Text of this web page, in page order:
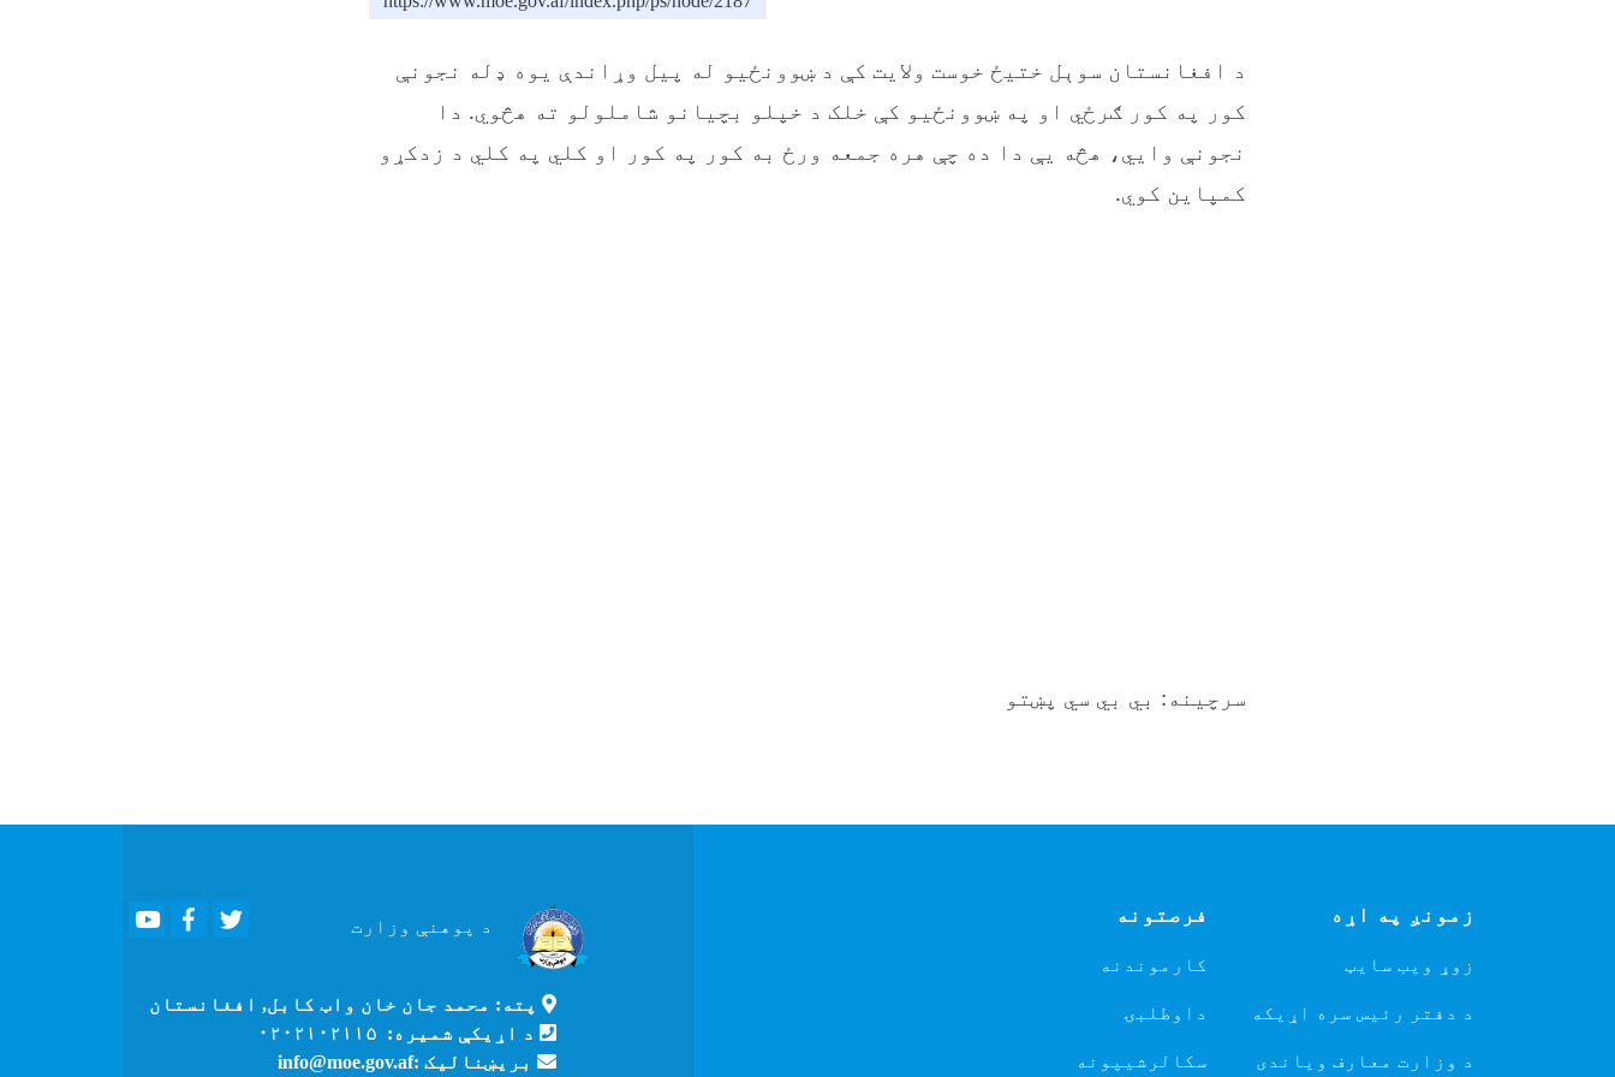
د افغانستان سوېل ختیځ خوست ولایت کې د ښوونځیو له پیل وړاندې یوه ډله نجونې
کور په کور ګرځي او په ښوونځیو کې خلک د خپلو بچیانو شاملولو ته هڅوي. دا
نجونې وايي، هڅه یې دا ده چې هره جمعه ورځ به کور په کور او کلي په کلي د زدکړو
کمپاین کوي.
سرچینه: بي بي سي پښتو
زمونږ په اړه
زوړ ویب سایټ
د دفتر رئیس سره اړیکه
د وزارت معارف ویاندی
فرصتونه
کارموندنه
داوطلبۍ
سکالرشیپونه
د پوهنې وزارت
YoutubeFacebook
پته: محمد جان خان واټ کابل, افغانستان
د اړیکې شمیره: ۰۲۰۲۱۰۲۱۱۵
بریښنالیک :info@moe.gov.af